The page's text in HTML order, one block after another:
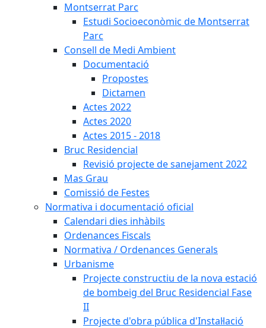
Montserrat Parc
Estudi Socioeconòmic de Montserrat
Parc
Consell de Medi Ambient
Documentació
Propostes
Dictamen
Actes 2022
Actes 2020
Actes 2015 - 2018
Bruc Residencial
Revisió projecte de sanejament 2022
Mas Grau
Comissió de Festes
Normativa i documentació oficial
Calendari dies inhàbils
Ordenances Fiscals
Normativa / Ordenances Generals
Urbanisme
Projecte constructiu de la nova estació
de bombeig del Bruc Residencial Fase
II
Projecte d'obra pública d'Instal·lació